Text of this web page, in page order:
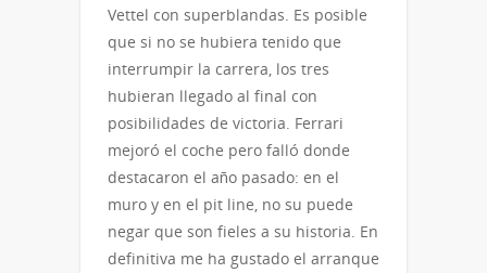
Vettel con superblandas. Es posible
que si no se hubiera tenido que
interrumpir la carrera, los tres
hubieran llegado al final con
posibilidades de victoria. Ferrari
mejoró el coche pero falló donde
destacaron el año pasado: en el
muro y en el pit line, no su puede
negar que son fieles a su historia. En
definitiva me ha gustado el arranque